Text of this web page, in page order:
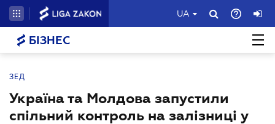
UA
БІЗНЕС
ЗЕД
Україна та Молдова запустили
спільний контроль на залізниці у